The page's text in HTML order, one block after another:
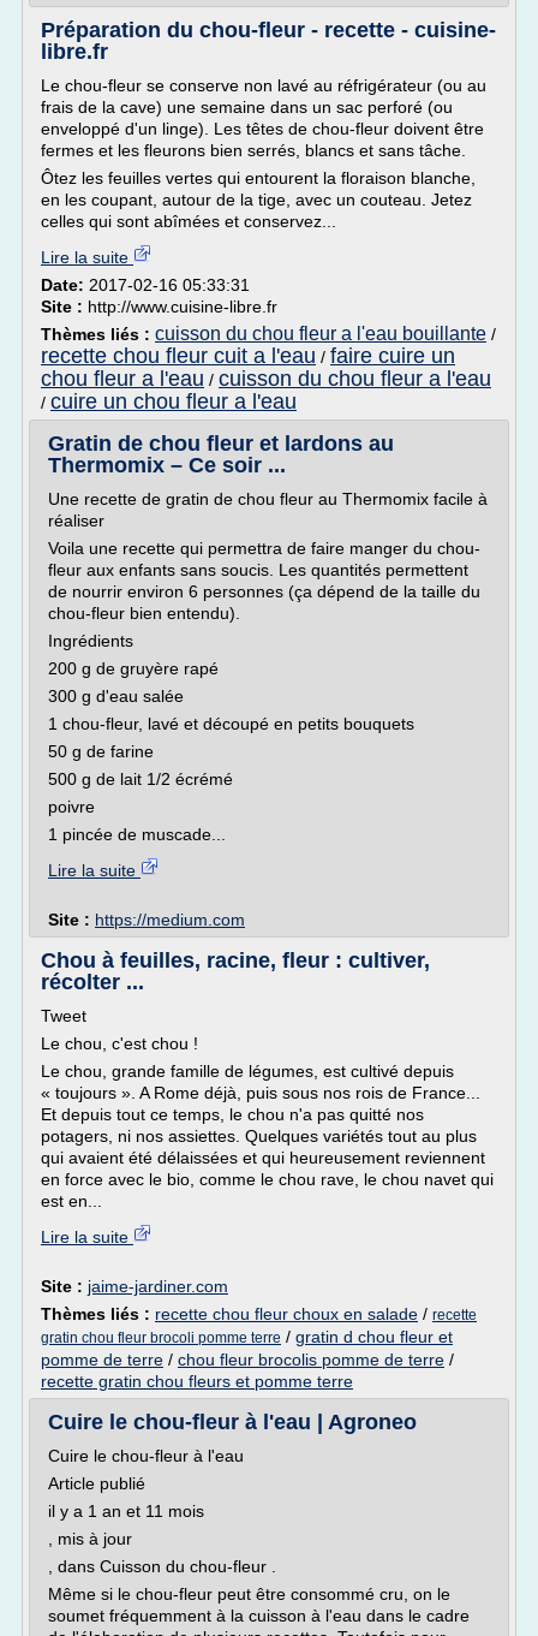
Préparation du chou-fleur - recette - cuisine-
libre.fr
Le chou-fleur se conserve non lavé au réfrigérateur (ou au
frais de la cave) une semaine dans un sac perforé (ou
enveloppé d'un linge). Les têtes de chou-fleur doivent être
fermes et les fleurons bien serrés, blancs et sans tâche.
Ôtez les feuilles vertes qui entourent la floraison blanche,
en les coupant, autour de la tige, avec un couteau. Jetez
celles qui sont abîmées et conservez...
Lire la suite
Date: 2017-02-16 05:33:31
Site : http://www.cuisine-libre.fr
Thèmes liés : cuisson du chou fleur a l'eau bouillante /
recette chou fleur cuit a l'eau / faire cuire un
chou fleur a l'eau / cuisson du chou fleur a l'eau
/ cuire un chou fleur a l'eau
Gratin de chou fleur et lardons au
Thermomix – Ce soir ...
Une recette de gratin de chou fleur au Thermomix facile à
réaliser
Voila une recette qui permettra de faire manger du chou-
fleur aux enfants sans soucis. Les quantités permettent
de nourrir environ 6 personnes (ça dépend de la taille du
chou-fleur bien entendu).
Ingrédients
200 g de gruyère rapé
300 g d'eau salée
1 chou-fleur, lavé et découpé en petits bouquets
50 g de farine
500 g de lait 1/2 écrémé
poivre
1 pincée de muscade...
Lire la suite
Site : https://medium.com
Chou à feuilles, racine, fleur : cultiver,
récolter ...
Tweet
Le chou, c'est chou !
Le chou, grande famille de légumes, est cultivé depuis
« toujours ». A Rome déjà, puis sous nos rois de France...
Et depuis tout ce temps, le chou n'a pas quitté nos
potagers, ni nos assiettes. Quelques variétés tout au plus
qui avaient été délaissées et qui heureusement reviennent
en force avec le bio, comme le chou rave, le chou navet qui
est en...
Lire la suite
Site : jaime-jardiner.com
Thèmes liés : recette chou fleur choux en salade / recette
gratin chou fleur brocoli pomme terre / gratin d chou fleur et
pomme de terre / chou fleur brocolis pomme de terre /
recette gratin chou fleurs et pomme terre
Cuire le chou-fleur à l'eau | Agroneo
Cuire le chou-fleur à l'eau
Article publié
il y a 1 an et 11 mois
, mis à jour
, dans Cuisson du chou-fleur .
Même si le chou-fleur peut être consommé cru, on le
soumet fréquemment à la cuisson à l'eau dans le cadre